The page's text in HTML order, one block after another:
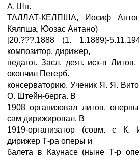
А. Шн.
ТАЛЛАТ-КЕЛПША, Иосиф
Кялпша, Юозас Антано)
[20.???.1888 (1. 1.1889)-
композитор, дирижер,
педагог. Засл. деят. иск-в
окончил Петерб.
консерваторию. Ученик Я. Я.
О. Штейн-берга. В
1908 организовал литов.
сам дирижировал. В
1919-организатор (совм. с К.
дирижер Т-ра оперы и
балета в Каунасе (ныне Т-р